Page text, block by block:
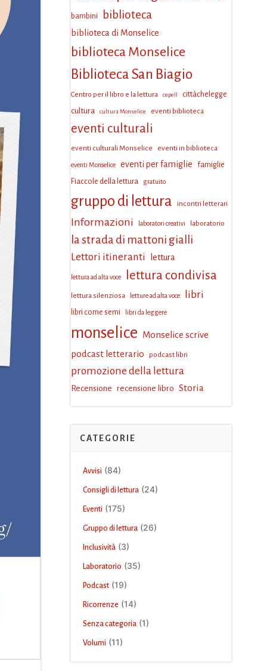
bambini biblioteca
biblioteca di Monselice
biblioteca Monselice
Biblioteca San Biagio
Centro per il libro e la lettura cepell cittàchelegge
cultura cultura Monselice eventi biblioteca
eventi culturali
eventi culturali Monselice eventi in biblioteca
eventi Monselice eventi per famiglie
famiglie
Fiaccole della lettura
gratuito
gruppo di lettura incontri letterari
Informazioni laboratori creativi laboratorio
la strada di mattoni gialli
Lettori itineranti lettura
lettura ad alta voce lettura condivisa
lettura silenziosa letture ad alta voce libri
libri come semi libri da leggere
monselice Monselice scrive
podcast letterario
podcast libri
promozione della lettura
Recensione recensione libro Storia
CATEGORIE
Avvisi (84)
Consigli di lettura(24)
Eventi (175)
Gruppo di lettura(26)
Inclusività(3)
Laboratorio (35)
Podcast(19)
Ricorrenze (14)
Senza categoria(1)
Volumi (11)